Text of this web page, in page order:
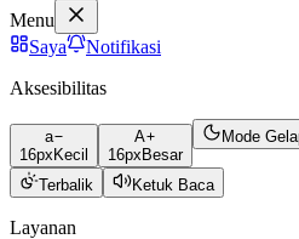
Menu
Saya
Notifikasi
Aksesibilitas
a
16px Kecil
A
16px Besar
Mode
Terbalik Ketuk Baca
Layanan